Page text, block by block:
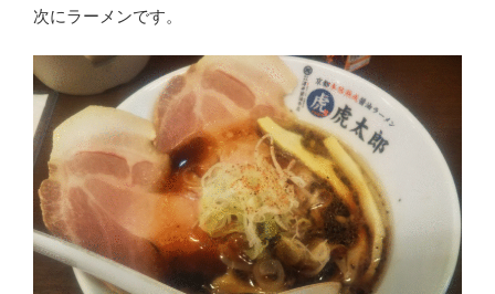
次にラーメンです。